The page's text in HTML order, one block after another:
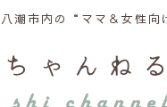
潮市内の“ママ＆女性向